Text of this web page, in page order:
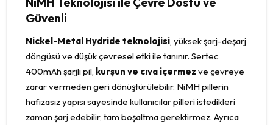
Güvenli
Nickel-Metal Hydride teknolojisi, yüksek şarj-deşarj
döngüsü ve düşük çevresel etki ile tanınır. Sertec
400mAh şarjlı pil, kurşun ve cıva içermez ve çevreye
zarar vermeden geri dönüştürülebilir. NiMH pillerin
hafızasız yapısı sayesinde kullanıcılar pilleri istedikleri
zaman şarj edebilir, tam boşaltma gerektirmez. Ayrıca